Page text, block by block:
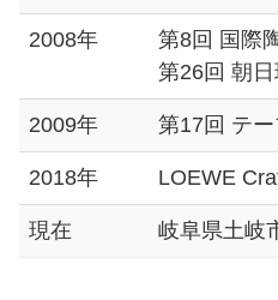
2008年
第8回 国際
第26回 朝
2009年 第17回 テ
2018年 LOEWE
現在 岐阜県土岐